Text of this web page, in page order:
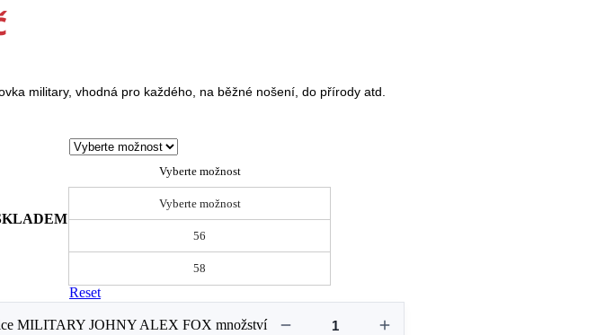
military, vhodná pro každého, na běžné nošení, do přírody atd.
Vyberte možnost
Vyberte možnost
56
58
Reset
MILITARY JOHNY ALEX FOX množství